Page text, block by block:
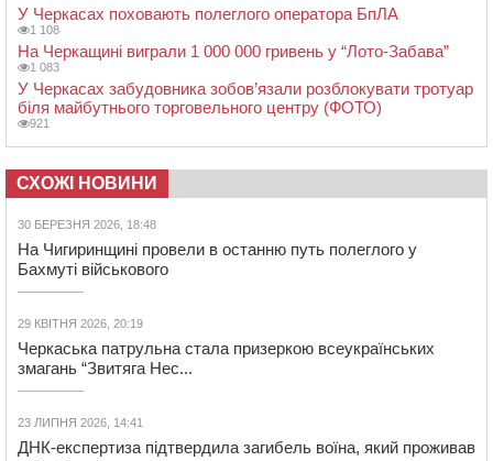
У Черкасах поховають полеглого оператора БпЛА
1 108
На Черкащині виграли 1 000 000 гривень у “Лото-Забава”
1 083
У Черкасах забудовника зобов’язали розблокувати тротуар
біля майбутнього торговельного центру (ФОТО)
921
СХОЖІ НОВИНИ
30 БЕРЕЗНЯ 2026, 18:48
На Чигиринщині провели в останню путь полеглого у
Бахмуті військового
29 КВІТНЯ 2026, 20:19
Черкаська патрульна стала призеркою всеукраїнських
змагань “Звитяга Нес...
23 ЛИПНЯ 2026, 14:41
ДНК-експертиза підтвердила загибель воїна, який проживав